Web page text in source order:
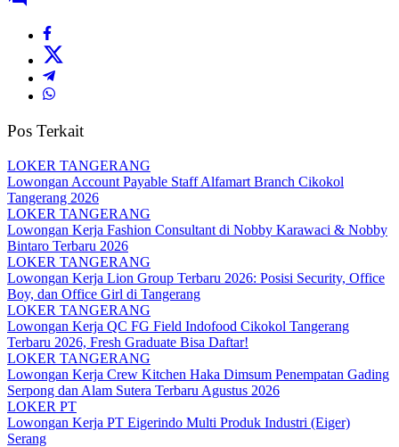
Pos Terkait
LOKER TANGERANG
Lowongan Account Payable Staff Alfamart Branch Cikokol
Tangerang 2026
LOKER TANGERANG
Lowongan Kerja Fashion Consultant di Nobby Karawaci & Nobby
Bintaro Terbaru 2026
LOKER TANGERANG
Lowongan Kerja Lion Group Terbaru 2026: Posisi Security, Office
Boy, dan Office Girl di Tangerang
LOKER TANGERANG
Lowongan Kerja QC FG Field Indofood Cikokol Tangerang
Terbaru 2026, Fresh Graduate Bisa Daftar!
LOKER TANGERANG
Lowongan Kerja Crew Kitchen Haka Dimsum Penempatan Gading
Serpong dan Alam Sutera Terbaru Agustus 2026
LOKER PT
Lowongan Kerja PT Eigerindo Multi Produk Industri (Eiger)
Serang